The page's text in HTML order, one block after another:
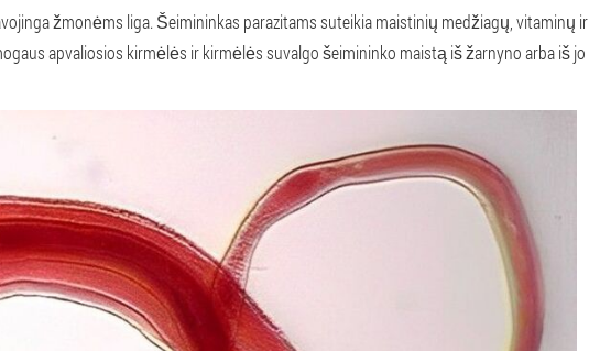
žmonėms liga. Šeimininkas parazitams suteikia maistinių medžiagų, vitaminų ir
apvaliosios kirmėlės ir kirmėlės suvalgo šeimininko maistą iš žarnyno arba iš jo